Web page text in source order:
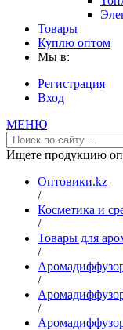
Товары
Куплю оптом
Мы в:
Регистрация
Вход
МЕНЮ
Ищете продукцию
Оптовики.kz
/
Косметика и
/
Товары для
/
/
/